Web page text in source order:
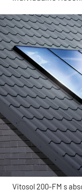
Vitosol 200-FM s